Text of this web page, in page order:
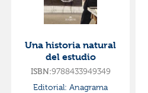
Una historia natural
del estudio
ISBN:9788433949349
Editorial: Anagrama